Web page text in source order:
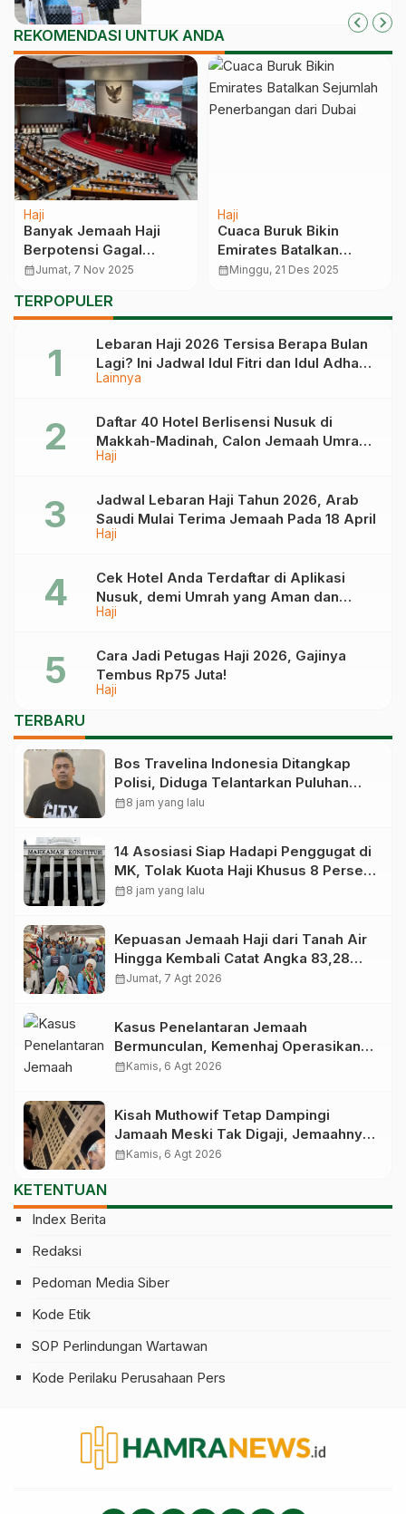
REKOMENDASI UNTUK ANDA
Haji
Banyak Jemaah Haji
Berpotensi Gagal
Berangkat karena
DPR Minta Antisipasi
Cepat
calendar_monthJumat, 7 Nov 2025
Haji
Cuaca Buruk Bikin
Emirates Batalkan
Sejumlah Penerbangan
calendar_monthMinggu, 21 Des 2025
TERPOPULER
Lainnya
Lebaran Haji 2026 Tersisa Berapa Bulan
Lagi? Ini Jadwal Idul Fitri dan Idul Adha
Tahun Depan
Haji
Daftar 40 Hotel Berlisensi Nusuk di
Makkah-Madinah, Calon Jemaah Umrah
Cek di Sini
Haji
Jadwal Lebaran Haji Tahun 2026, Arab
Saudi Mulai Terima Jemaah Pada 18 April
Haji
Cek Hotel Anda Terdaftar di Aplikasi
Nusuk, demi Umrah yang Aman dan
Tidak Dimanipulasi
Haji
Cara Jadi Petugas Haji 2026, Gajinya
Tembus Rp75 Juta!
TERBARU
Bos Travelina Indonesia Ditangkap
Polisi, Diduga Telantarkan Puluhan
Jemaah Umrah Asal Sultra
calendar_month8 jam yang lalu
14 Asosiasi Siap Hadapi Penggugat di
MK, Tolak Kuota Haji Khusus 8 Persen
Dihapus
calendar_month8 jam yang lalu
Kepuasan Jemaah Haji dari Tanah Air
Hingga Kembali Catat Angka 83,28
Persen
calendar_monthJumat, 7 Agt 2026
Kasus Penelantaran Jemaah
Bermunculan, Kemenhaj Operasikan
Posko Pengawasan di Bandara
calendar_monthKamis, 6 Agt 2026
Kisah Muthowif Tetap Dampingi
Jamaah Meski Tak Digaji, Jemaahnya
Korban Penelantaran Pihak Travel
calendar_monthKamis, 6 Agt 2026
KETENTUAN
Index Berita
Redaksi
Pedoman Media Siber
Kode Etik
SOP Perlindungan Wartawan
Kode Perilaku Perusahaan Pers